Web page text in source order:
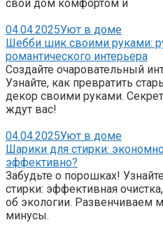
свой дом комфортом и
04.04.2025Уют в доме
Шебби шик своими руками:
романтического интерьера
Создайте очаровательный
Узнайте, как превратить
декор своими руками.
ждут вас!
04.04.2025Уют в доме
Шарики для стирки:
эффективно?
Забудьте о порошках!
стирки: эффективная
об экологии.
минусы.